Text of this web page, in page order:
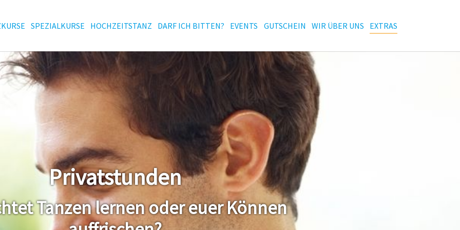
SPEZIALKURSE HOCHZEITSTANZ DARF ICH BITTEN? EVENTS GUTSCHEIN WIR ÜBER UNS EXTRAS
Privatstunden
Tanzen lernen oder euer Können